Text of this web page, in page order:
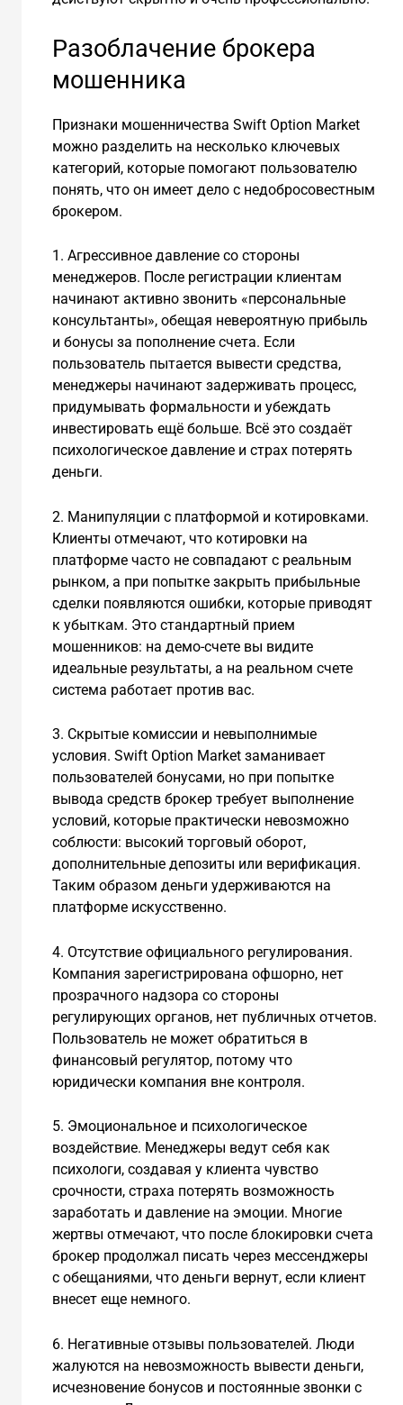
Разоблачение брокера
мошенника
Признаки мошенничества Swift Option Market
можно разделить на несколько ключевых
категорий, которые помогают пользователю
понять, что он имеет дело с недобросовестным
брокером.
1. Агрессивное давление со стороны
менеджеров. После регистрации клиентам
начинают активно звонить «персональные
консультанты», обещая невероятную прибыль
и бонусы за пополнение счета. Если
пользователь пытается вывести средства,
менеджеры начинают задерживать процесс,
придумывать формальности и убеждать
инвестировать ещё больше. Всё это создаёт
психологическое давление и страх потерять
деньги.
2. Манипуляции с платформой и котировками.
Клиенты отмечают, что котировки на
платформе часто не совпадают с реальным
рынком, а при попытке закрыть прибыльные
сделки появляются ошибки, которые приводят
к убыткам. Это стандартный прием
мошенников: на демо-счете вы видите
идеальные результаты, а на реальном счете
система работает против вас.
3. Скрытые комиссии и невыполнимые
условия. Swift Option Market заманивает
пользователей бонусами, но при попытке
вывода средств брокер требует выполнение
условий, которые практически невозможно
соблюсти: высокий торговый оборот,
дополнительные депозиты или верификация.
Таким образом деньги удерживаются на
платформе искусственно.
4. Отсутствие официального регулирования.
Компания зарегистрирована офшорно, нет
прозрачного надзора со стороны
регулирующих органов, нет публичных отчетов.
Пользователь не может обратиться в
финансовый регулятор, потому что
юридически компания вне контроля.
5. Эмоциональное и психологическое
воздействие. Менеджеры ведут себя как
психологи, создавая у клиента чувство
срочности, страха потерять возможность
заработать и давление на эмоции. Многие
жертвы отмечают, что после блокировки счета
брокер продолжал писать через мессенджеры
с обещаниями, что деньги вернут, если клиент
внесет еще немного.
6. Негативные отзывы пользователей. Люди
жалуются на невозможность вывести деньги,
исчезновение бонусов и постоянные звонки с